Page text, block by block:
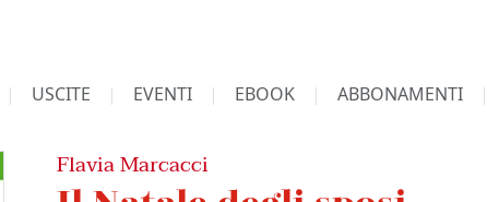
USCITE EVENTI EBOOK ABBONAMENTI
Flavia Marcacci